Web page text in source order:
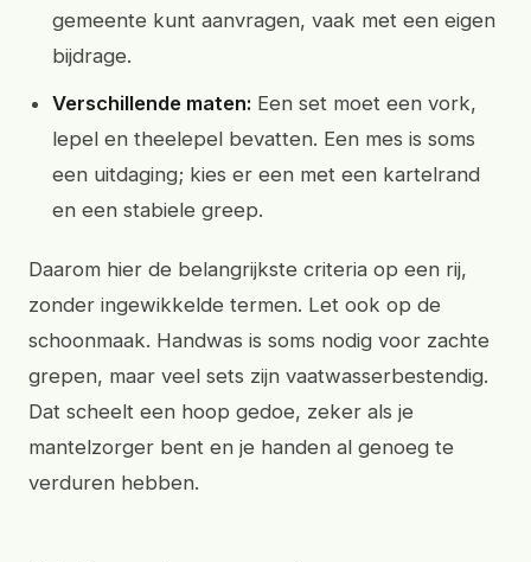
gemeente kunt aanvragen, vaak met een eigen
bijdrage.
Verschillende maten: Een set moet een vork,
lepel en theelepel bevatten. Een mes is soms
een uitdaging; kies er een met een kartelrand
en een stabiele greep.
Daarom hier de belangrijkste criteria op een rij,
zonder ingewikkelde termen. Let ook op de
schoonmaak. Handwas is soms nodig voor zachte
grepen, maar veel sets zijn vaatwasserbestendig.
Dat scheelt een hoop gedoe, zeker als je
mantelzorger bent en je handen al genoeg te
verduren hebben.